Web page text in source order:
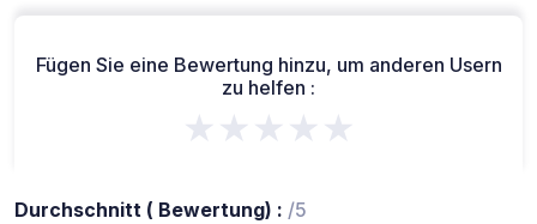
Fügen Sie eine Bewertung hinzu, um anderen Usern
zu helfen :
★★★★★
Durchschnitt ( Bewertung) : /5